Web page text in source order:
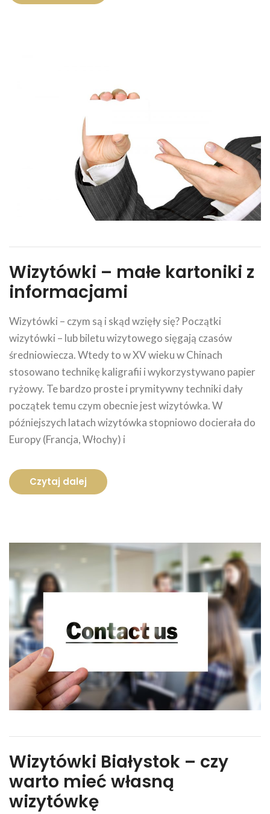
Wizytówki – małe kartoniki z
informacjami
Wizytówki – czym są i skąd wzięły się? Początki
wizytówki – lub biletu wizytowego sięgają czasów
średniowiecza. Wtedy to w XV wieku w Chinach
stosowano technikę kaligrafii i wykorzystywano papier
ryżowy. Te bardzo proste i prymitywny techniki dały
początek temu czym obecnie jest wizytówka. W
późniejszych latach wizytówka stopniowo docierała do
Europy (Francja, Włochy) i
Czytaj dalej
Wizytówki Białystok – czy
warto mieć własną
wizytówkę